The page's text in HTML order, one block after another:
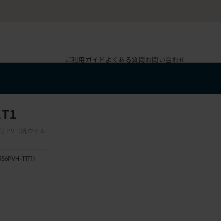
ご利用ガイド よくある質問お問い合わせ
PV（抗ウイル
T1T1）